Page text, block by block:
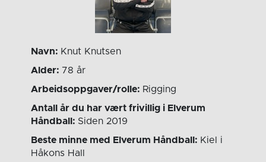
Navn: Knut Knutsen
Alder: 78 år
Arbeidsoppgaver/rolle: Rigging
Antall år du har vært frivillig i Elverum
Håndball: Siden 2019
Beste minne med Elverum Håndball: Kiel i
Håkons Hall